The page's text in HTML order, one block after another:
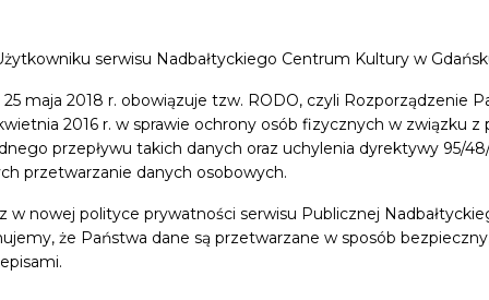
serwisu Nadbałtyckiego Centrum Kultury w
maja 2018 r. obowiązuje tzw. RODO, czyli Rozporządzenie
2016 r. w sprawie ochrony osób fizycznych w związku
przepływu takich danych oraz uchylenia dyrektywy 95/
przetwarzanie danych osobowych.
w nowej polityce prywatności serwisu Publicznej
że Państwa dane są przetwarzane w sposób